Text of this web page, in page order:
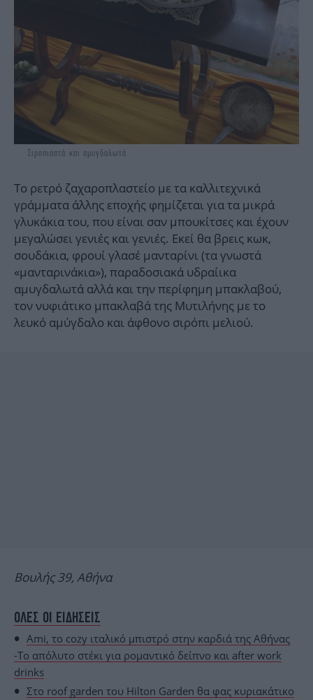
Σιροπιαστά και αμυγδαλωτά
Το ρετρό ζαχαροπλαστείο με τα καλλιτεχνικά
γράμματα άλλης εποχής φημίζεται για τα μικρά
γλυκάκια του, που είναι σαν μπουκίτσες και έχουν
μεγαλώσει γενιές και γενιές. Εκεί θα βρεις κωκ,
σουδάκια, φρουί γλασέ μανταρίνι (τα γνωστά
«μανταρινάκια»), παραδοσιακά υδραίικα
αμυγδαλωτά αλλά και την περίφημη μπακλαβού,
τον νυφιάτικο μπακλαβά της Μυτιλήνης με το
λευκό αμύγδαλο και άφθονο σιρόπι μελιού.
Βουλής 39, Αθήνα
ΟΛΕΣ ΟΙ ΕΙΔΗΣΕΙΣ
Ami, το cozy ιταλικό μπιστρό στην καρδιά της Αθήνας
-Το απόλυτο στέκι για ρομαντικό δείπνo και after work
drinks
Στο roof garden του Hilton Garden θα φας κυριακάτικο